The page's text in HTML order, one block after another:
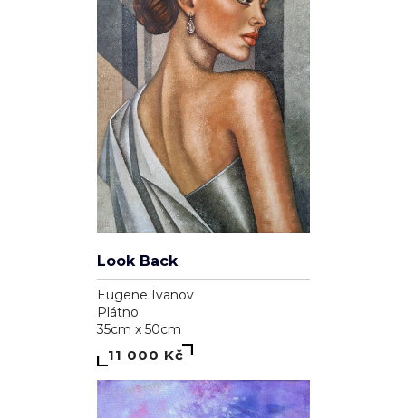
Look Back
Eugene Ivanov
Plátno
35cm x 50cm
11 000 Kč